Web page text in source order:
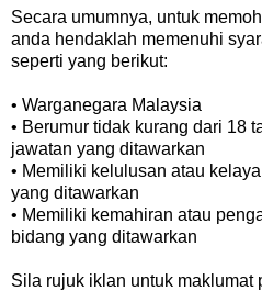
Secara umumnya, untuk
anda hendaklah memenuhi
seperti yang berikut:
• Warganegara Malaysia
• Berumur tidak kurang dari 18
jawatan yang ditawarkan
• Memiliki kelulusan atau
yang ditawarkan
• Memiliki kemahiran atau
bidang yang ditawarkan
Sila rujuk iklan untuk maklumat